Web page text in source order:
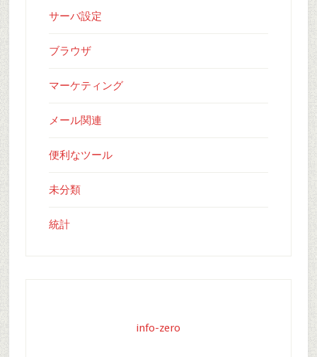
サーバ設定
ブラウザ
マーケティング
メール関連
便利なツール
未分類
統計
info-zero